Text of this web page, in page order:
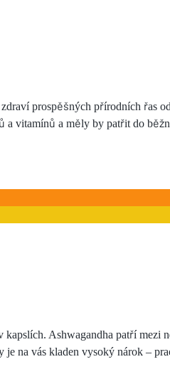
prospěšných přírodních řas
a vitamínů a měly by patřit do
Ashwagandha patří mezi
na vás kladen vysoký nárok –